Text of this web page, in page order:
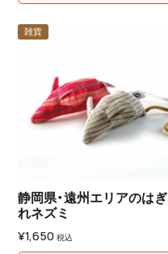
雑貨
静岡県・遠州エリアのはぎ
れネズミ
¥1,650 税込